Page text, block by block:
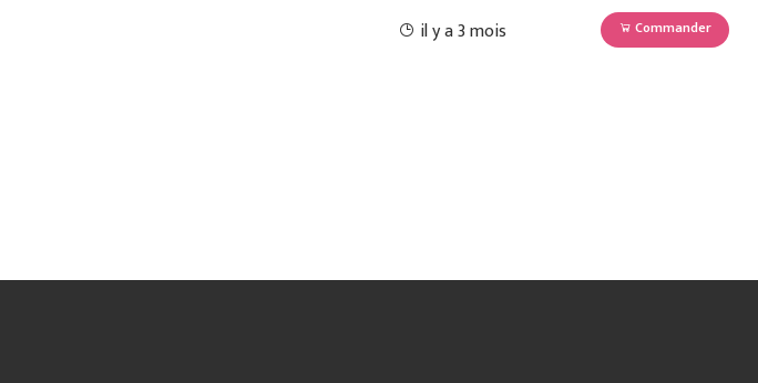
il y a 3 mois Commander